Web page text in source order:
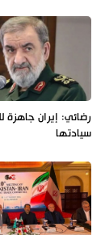
رضائي: إيران جاهزة
سيادتها